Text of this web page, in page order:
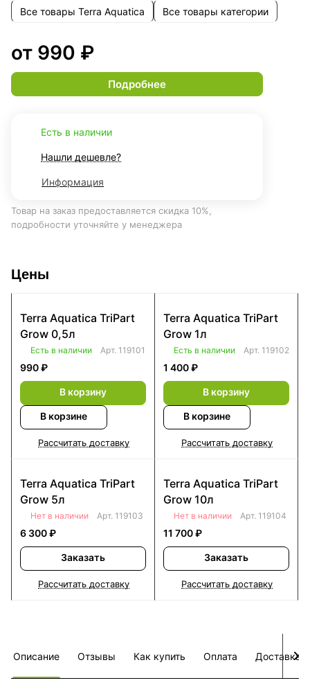
Все товары Terra Aquatica Все товары категории
от 990 ₽
Подробнее
Есть в наличии
Нашли дешевле?
Информация
Товар на заказ предоставляется скидка 10%,
подробности уточняйте у менеджера
Цены
Terra Aquatica TriPart
Grow 0,5л
Есть в наличии Арт. 119101
990 ₽
В корзину
В корзине
Рассчитать доставку
Terra Aquatica TriPart
Grow 1л
Есть в наличии Арт. 119102
1 400 ₽
В корзину
В корзине
Рассчитать доставку
Terra Aquatica TriPart
Grow 5л
Нет в наличии Арт. 119103
6 300 ₽
Заказать
Рассчитать доставку
Terra Aquatica TriPart
Grow 10л
Нет в наличии Арт. 119104
11 700 ₽
Заказать
Рассчитать доставку
Описание Отзывы Как купить Оплата Доставка